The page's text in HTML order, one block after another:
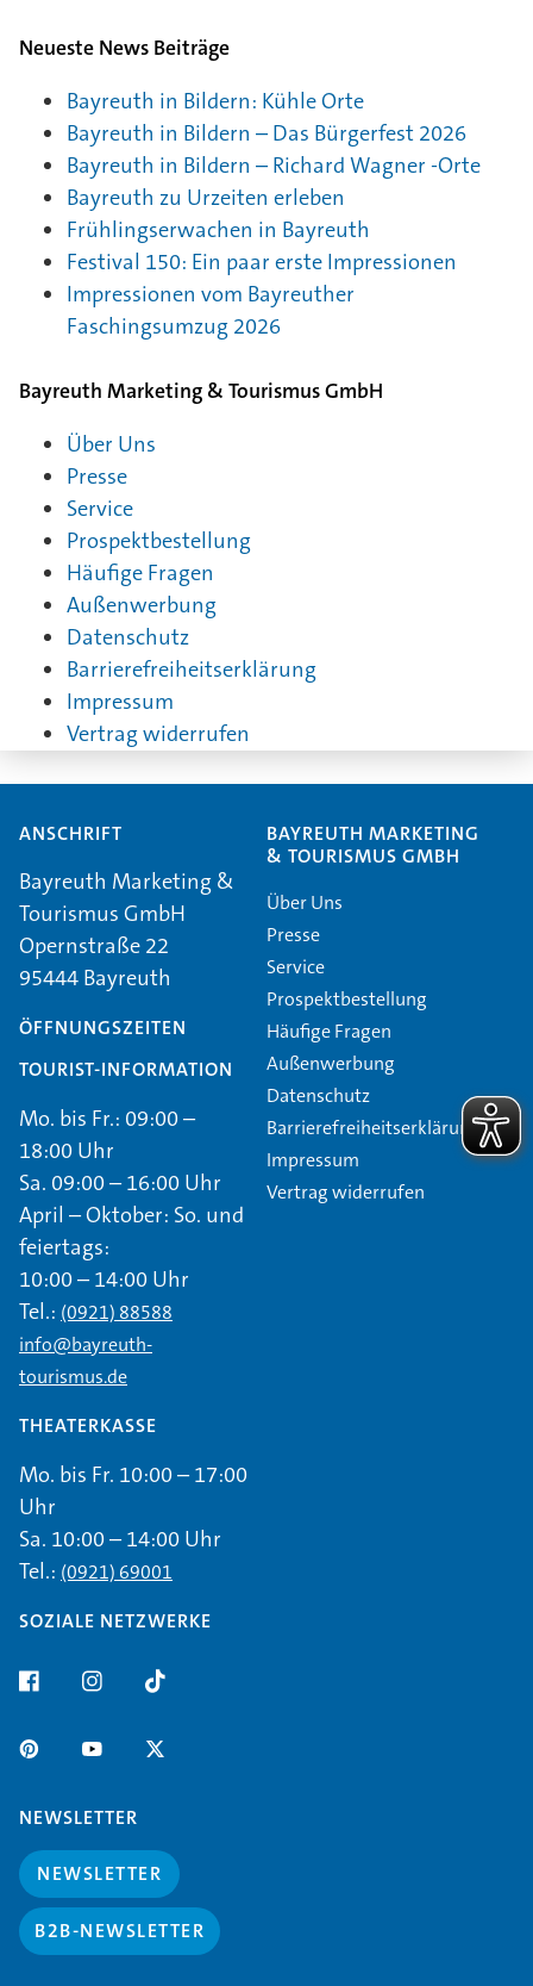
Neueste News Beiträge
Bayreuth in Bildern: Kühle Orte
Bayreuth in Bildern – Das Bürgerfest 2026
Bayreuth in Bildern – Richard Wagner -Orte
Bayreuth zu Urzeiten erleben
Frühlingserwachen in Bayreuth
Festival 150: Ein paar erste Impressionen
Impressionen vom Bayreuther
Faschingsumzug 2026
Bayreuth Marketing & Tourismus GmbH
Über Uns
Presse
Service
Prospektbestellung
Häufige Fragen
Außenwerbung
Datenschutz
Barrierefreiheitserklärung
Impressum
Vertrag widerrufen
ANSCHRIFT
Bayreuth Marketing &
Tourismus GmbH
Opernstraße 22
95444 Bayreuth
ÖFFNUNGSZEITEN
TOURIST-INFORMATION
Mo. bis Fr.: 09:00 –
18:00 Uhr
Sa. 09:00 – 16:00 Uhr
April – Oktober: So. und
feiertags:
10:00 – 14:00 Uhr
Tel.: (0921) 88588
info@bayreuth-
tourismus.de
THEATERKASSE
Mo. bis Fr. 10:00 – 17:00
Uhr
Sa. 10:00 – 14:00 Uhr
Tel.: (0921) 69001
SOZIALE NETZWERKE
BAYREUTH MARKETING
& TOURISMUS GMBH
Über Uns
Presse
Service
Prospektbestellung
Häufige Fragen
Außenwerbung
Datenschutz
Barrierefreiheitserklärung
Impressum
Vertrag widerrufen
NEWSLETTER
NEWSLETTER
B2B-NEWSLETTER